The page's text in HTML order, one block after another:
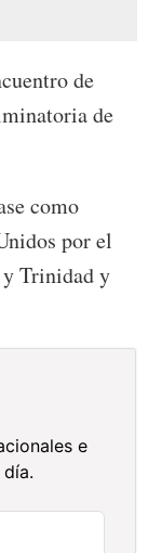
de
de
como
por el
Trinidad y
e